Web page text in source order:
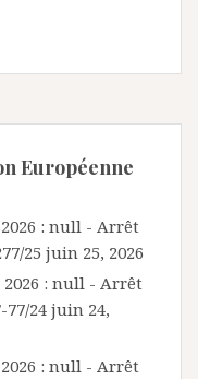
Européenne
2026 : null - Arrêt
25 juin 25, 2026
2026 : null - Arrêt
24 juin 24,
2026 : null - Arrêt